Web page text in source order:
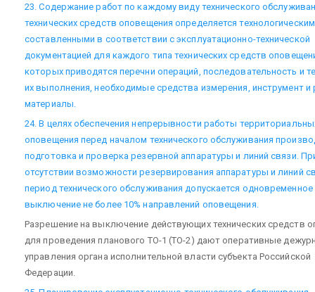
23. Содержание работ по каждому виду технического
технических средств оповещения определяется
составленными в соответствии с эксплуатационно-технической
документацией для каждого типа технических средств
которых приводятся перечни операций, последовательность и
их выполнения, необходимые средства измерения, инструмент и
материалы.
24. В целях обеспечения непрерывности работы
оповещения перед началом технического обслуживания
подготовка и проверка резервной аппаратуры и линий связи.
отсутствии возможности резервирования аппаратуры и линий
период технического обслуживания допускается одновременное
выключение не более 10% направлений оповещения.
Разрешение на выключение действующих технических средств
для проведения планового ТО-1 (ТО-2) дают оперативные
управления органа исполнительной власти субъекта Российской
Федерации.